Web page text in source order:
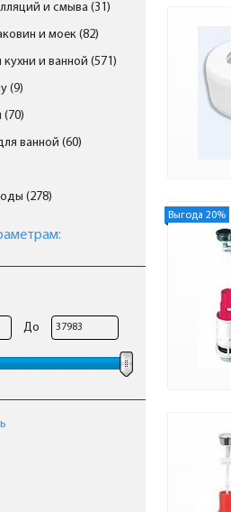
и смыва (31)
и моек (82)
и ванной (571)
(9)
(70)
ванной (60)
(278)
До
Выгода 20%